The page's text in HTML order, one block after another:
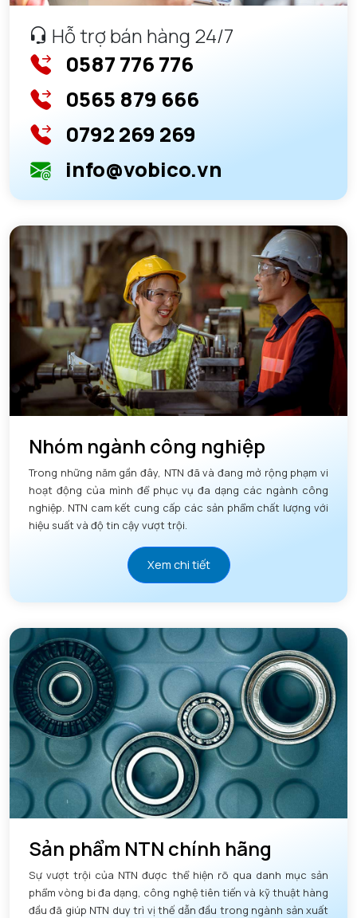
Hỗ trợ bán hàng 24/7
0587 776 776
0565 879 666
0792 269 269
info@vobico.vn
Nhóm ngành công nghiệp
Trong những năm gần đây, NTN đã và đang mở rộng phạm vi
hoạt động của mình để phục vụ đa dạng các ngành công
nghiệp. NTN cam kết cung cấp các sản phẩm chất lượng với
hiệu suất và độ tin cậy vượt trội.
Xem chi tiết
Sản phẩm NTN chính hãng
Sự vượt trội của NTN được thể hiện rõ qua danh mục sản
phẩm vòng bi đa dạng, công nghệ tiên tiến và kỹ thuật hàng
đầu đã giúp NTN duy trì vị thế dẫn đầu trong ngành sản xuất